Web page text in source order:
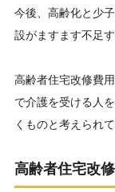
今後、高齢化と少
設がますます不足
高齢者住宅改修費
で介護を受ける人
くものと考えられて
高齢者住宅改